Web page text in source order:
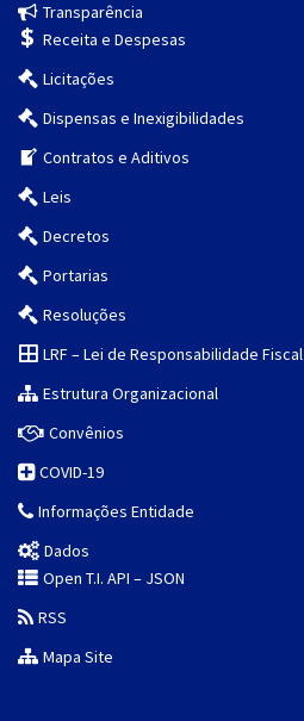
Transparência
Receita e Despesas
Licitações
Dispensas e Inexigibilidades
Contratos e Aditivos
Leis
Decretos
Portarias
Resoluções
LRF – Lei de Responsabilidade Fiscal
Estrutura Organizacional
Convênios
COVID-19
Informações Entidade
Dados
Open T.I. API – JSON
RSS
Mapa Site